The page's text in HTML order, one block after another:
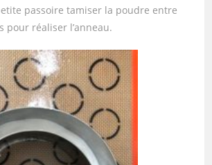
passoire tamiser la poudre entre
pour réaliser l’anneau.